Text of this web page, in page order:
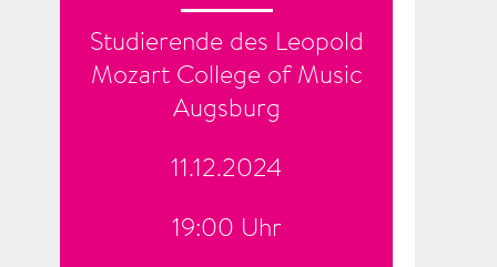
Studierende des Leopold
Mozart College of Music
Augsburg
11.12.2024
19:00 Uhr